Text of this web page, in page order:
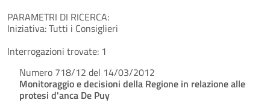
PARAMETRI DI RICERCA:
Iniziativa:Tutti i Consiglieri
Interrogazioni trovate: 1
Numero 718/12 del 14/03/2012
Monitoraggio e decisioni della Regione in relazione alle
protesi d'anca De Puy